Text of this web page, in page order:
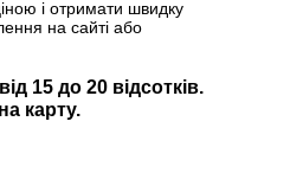
і отримати швидку
на сайті або
15 до 20 відсотків.
карту.